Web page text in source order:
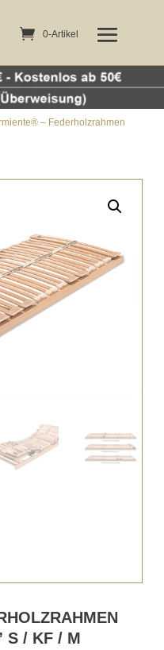
0-Artikel
– Federholzrahmen
S / KF / M